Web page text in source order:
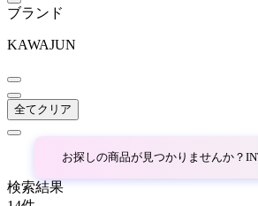
チャー
COLOS
COMPLEX UNIVERSAL
コンプレックスユニバー
ブランド
KAWAJUN
全てクリア
お探しの商品が見つかりませんか？
検索結果